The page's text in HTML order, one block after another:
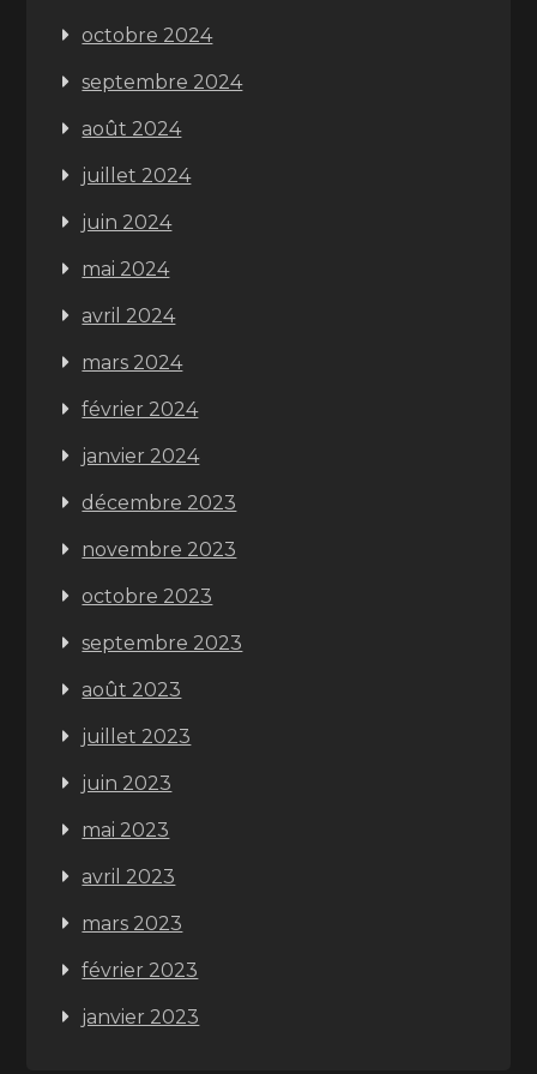
octobre 2024
septembre 2024
août 2024
juillet 2024
juin 2024
mai 2024
avril 2024
mars 2024
février 2024
janvier 2024
décembre 2023
novembre 2023
octobre 2023
septembre 2023
août 2023
juillet 2023
juin 2023
mai 2023
avril 2023
mars 2023
février 2023
janvier 2023